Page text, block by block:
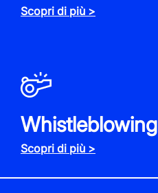
Scopri di più >
Whistleblowing
Scopri di più >